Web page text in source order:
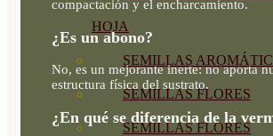
HOJA
SEMILLAS
SEMILLAS FLORES
SEMILLAS FLORES
compactación y el encharcamiento.
¿Es un abono?
No, es un mejorante inerte: no aporta
estructura física del sustrato.
¿En qué se diferencia de la